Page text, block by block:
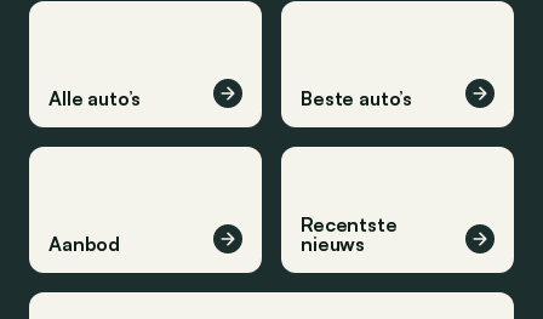
Alle auto’s Beste auto’s
Aanbod
Recentste
nieuws